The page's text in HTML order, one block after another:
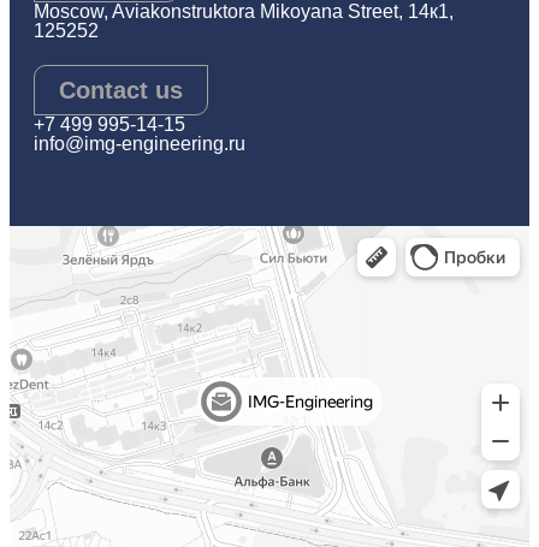
Moscow, Aviakonstruktora Mikoyana Street, 14к1,
125252
Contact us
+7 499 995-14-15
info@img-engineering.ru